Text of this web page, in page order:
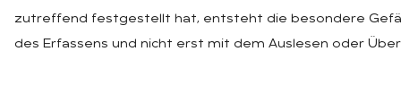
zutreffend festgestellt hat, entsteht die besondere
des Erfassens und nicht erst mit dem Auslesen oder